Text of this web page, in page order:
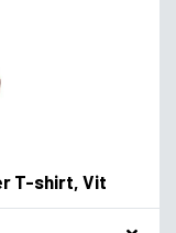
T-shirt, Vit